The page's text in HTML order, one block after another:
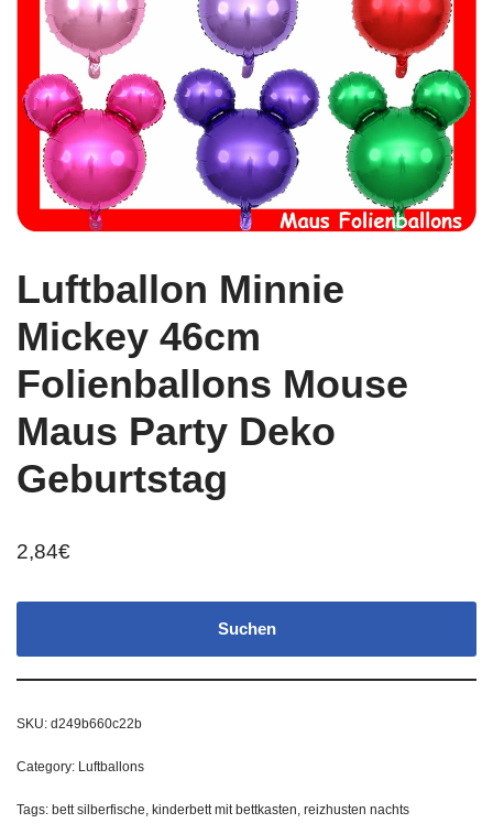
Luftballon Minnie
Mickey 46cm
Folienballons Mouse
Maus Party Deko
Geburtstag
2,84€
Suchen
SKU: d249b660c22b
Category: Luftballons
Tags: bett silberfische, kinderbett mit bettkasten, reizhusten nachts